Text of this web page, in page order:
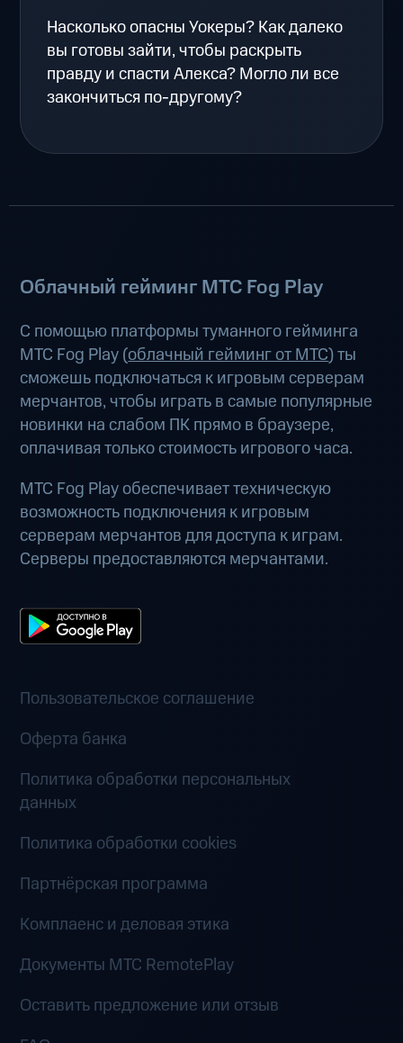
Насколько опасны Уокеры? Как далеко
вы готовы зайти, чтобы раскрыть
правду и спасти Алекса? Могло ли все
закончиться по-другому?
Облачный гейминг МТС Fog Play
С помощью платформы туманного гейминга
МТС Fog Play (облачный гейминг от МТС) ты
сможешь подключаться к игровым серверам
мерчантов, чтобы играть в самые популярные
новинки на слабом ПК прямо в браузере,
оплачивая только стоимость игрового часа.
МТС Fog Play обеспечивает техническую
возможность подключения к игровым
серверам мерчантов для доступа к играм.
Серверы предоставляются мерчантами.
Пользовательское соглашение
Оферта банка
Политика обработки персональных
данных
Политика обработки cookies
Партнёрская программа
Комплаенс и деловая этика
Документы MTC RemotePlay
Оставить предложение или отзыв